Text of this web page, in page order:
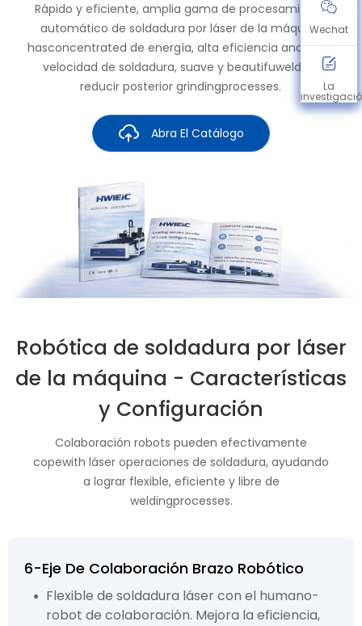
Rápido y eficiente, amplia gama de procesamiento
automático de soldadura por láser de la máquina
hasconcentrated de energía, alta eficiencia andhigh-
velocidad de soldadura, suave y beautifuwelds, y
reducir posterior grindingprocesses.
Abra El Catálogo
Robótica de soldadura por láser
de la máquina - Características
y Configuración
Colaboración robots pueden efectivamente
copewith láser operaciones de soldadura, ayudando
a lograr flexible, eficiente y libre de
weldingprocesses.
6-Eje De Colaboración Brazo Robótico
Flexible de soldadura láser con el humano-
robot de colaboración. Mejora la eficiencia,
Wechat
La